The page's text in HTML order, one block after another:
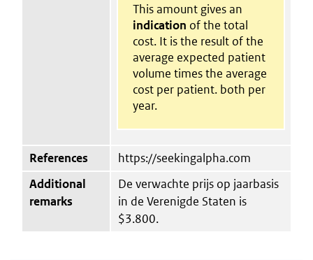
This amount gives an
indication of the total
cost. It is the result of the
average expected patient
volume times the average
cost per patient. both per
year.
References
https://seekingalpha.com
Additional
remarks
De verwachte prijs op jaarbasis
in de Verenigde Staten is
$3.800.